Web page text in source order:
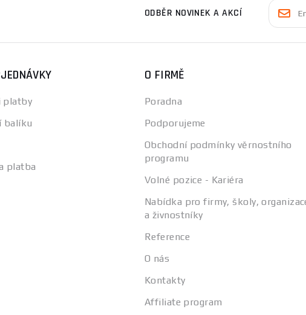
ODBĚR NOVINEK A AKCÍ
platby
balíku
platba
O FIRMĚ
Poradna
Podporujeme
Obchodní podmínky věrnostního
programu
Volné pozice - Kariéra
Nabídka pro firmy, školy,
a živnostníky
Reference
O nás
Kontakty
Affiliate program